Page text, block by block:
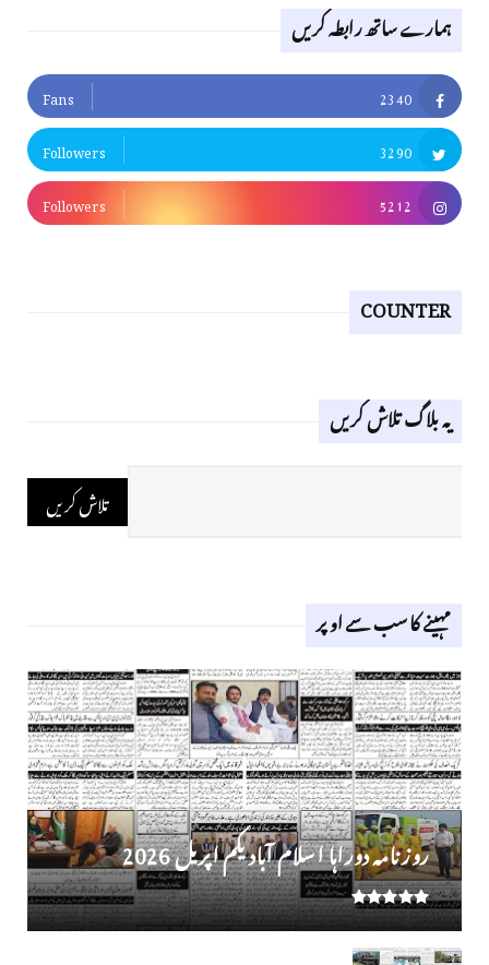
ہمارے ساتھ رابطہ کریں
2340
Fans
3290
Followers
5212
Followers
COUNTER
یہ بلاگ تلاش کریں
مہینے کا سب سے اوپر
روز نامہ دوراہا اسلام آباد یکم اپریل 2026